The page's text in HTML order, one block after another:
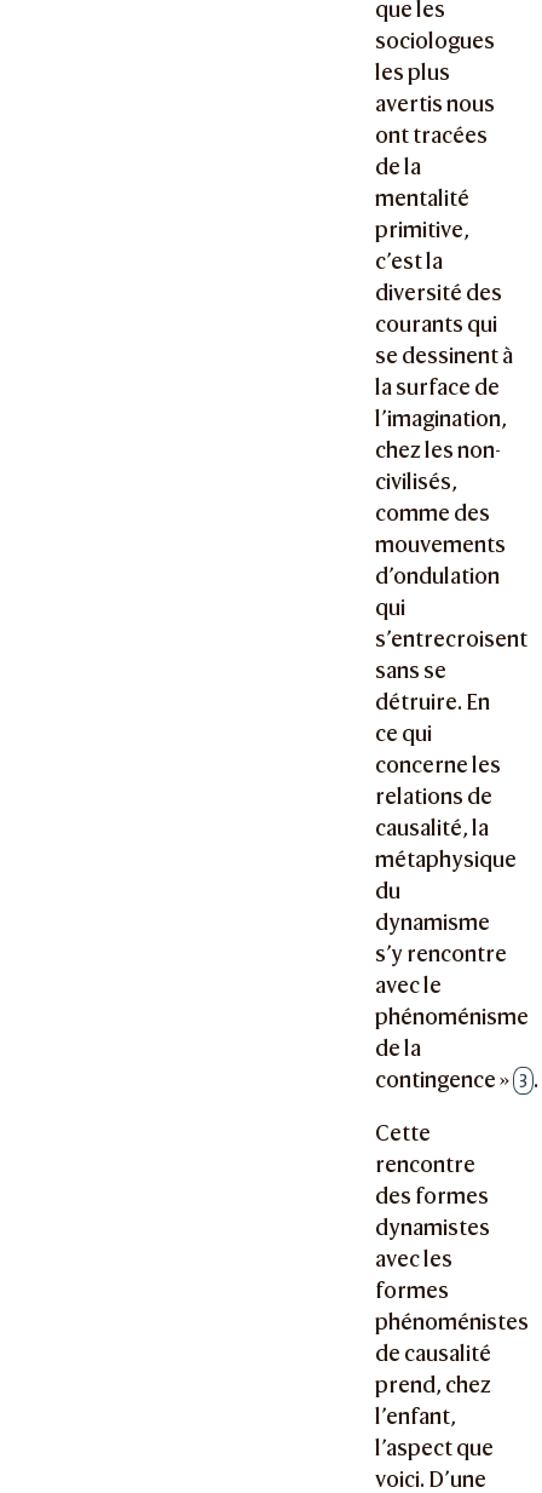
que les
sociologues
les plus
avertis nous
ont tracées
de la
mentalité
primitive,
c’est la
diversité des
courants qui
se dessinent à
la surface de
l’imagination,
chez les non-
civilisés,
comme des
mouvements
d’ondulation
qui
s’entrecroisent
sans se
détruire. En
ce qui
concerne les
relations de
causalité, la
métaphysique
du
dynamisme
s’y rencontre
avec le
phénoménisme
de la
contingence » 3 .
Cette
rencontre
des formes
dynamistes
avec les
formes
phénoménistes
de causalité
prend, chez
l’enfant,
l’aspect que
voici. D’une